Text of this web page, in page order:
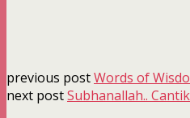
previous postWords of
next postSubhanallah..